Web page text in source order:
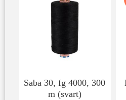
Saba 30, fg 4000, 300
m (svart)